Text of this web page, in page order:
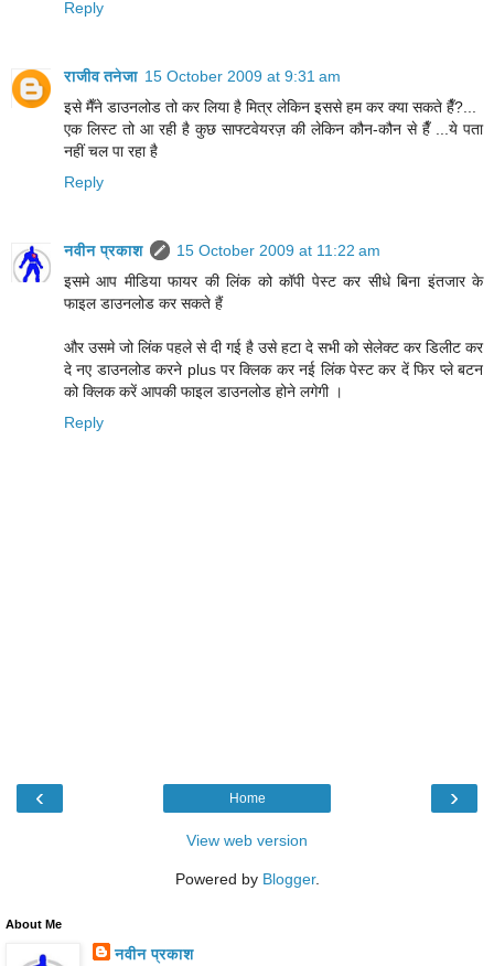
Reply
राजीव तनेजा 15 October 2009 at 9:31 am
इसे मैँने डाउनलोड तो कर लिया है मित्र लेकिन इससे हम कर क्या सकते हैँ?...
एक लिस्ट तो आ रही है कुछ साफ्टवेयरज़ की लेकिन कौन-कौन से हैँ ...ये पता
नहीं चल पा रहा है
Reply
नवीन प्रकाश
15 October 2009 at 11:22 am
इसमे आप मीडिया फायर की लिंक को कॉपी पेस्ट कर सीधे बिना इंतजार के
फाइल डाउनलोड कर सकते हैं
और उसमे जो लिंक पहले से दी गई है उसे हटा दे सभी को सेलेक्ट कर डिलीट कर
दे नए डाउनलोड करने plus पर क्लिक कर नई लिंक पेस्ट कर दें फिर प्ले बटन
को क्लिक करें आपकी फाइल डाउनलोड होने लगेगी ।
Reply
‹ ›
Home
View web version
Powered by Blogger.
About Me
नवीन प्रकाश